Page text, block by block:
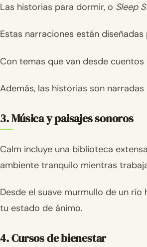
Las historias para dormir, o Sleep
Estas narraciones están
Con temas que van desde
Además, las historias son
3. Música y paisajes sonoros
Calm incluye una biblioteca
ambiente tranquilo mientras
Desde el suave murmullo de un
tu estado de ánimo.
4. Cursos de bienestar